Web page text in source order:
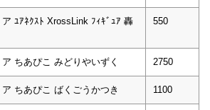
ﾕｱﾈｸｽﾄ XrossLink ﾌｨｷﾞｭｱ 轟
550
ちあぴこ みどりやいずく 2750
ちあぴこ ばくごうかつき 1100